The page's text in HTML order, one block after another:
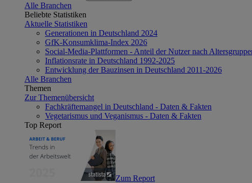
Alle Branchen
Beliebte Statistiken
Aktuelle Statistiken
Generationen in Deutschland 2024
GfK-Konsumklima-Index 2026
Social-Media-Plattformen - Anteil der Nutzer nach
Inflationsrate in Deutschland 1992-2025
Entwicklung der Bauzinsen in Deutschland 2011-2026
Alle Branchen
Themen
Zur Themenübersicht
Fachkräftemangel in Deutschland - Daten & Fakten
Vegetarismus und Veganismus - Daten & Fakten
Top Report
Zum Report